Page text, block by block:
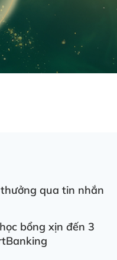
qua tin nhắn
bổng xịn đến 3